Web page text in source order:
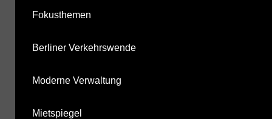
Fokusthemen
Berliner Verkehrswende
Moderne Verwaltung
Mietspiegel